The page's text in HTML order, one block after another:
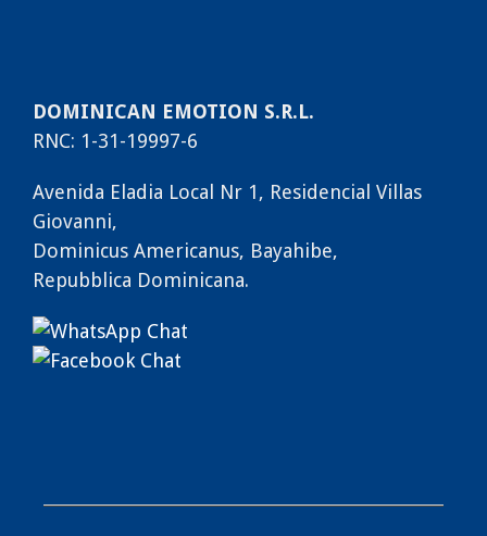
DOMINICAN EMOTION S.R.L.
RNC: 1-31-19997-6
Avenida Eladia Local Nr 1, Residencial Villas
Giovanni,
Dominicus Americanus, Bayahibe,
Repubblica Dominicana.